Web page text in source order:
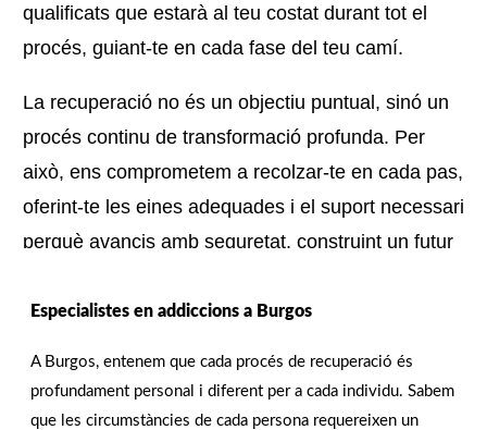
qualificats que estarà al teu costat durant tot el
procés, guiant-te en cada fase del teu camí.
La recuperació no és un objectiu puntual, sinó un
procés continu de transformació profunda. Per
això, ens comprometem a recolzar-te en cada pas,
oferint-te les eines adequades i el suport necessari
perquè avancis amb seguretat, construint un futur
Especialistes en addiccions a Burgos
A Burgos, entenem que cada procés de recuperació és
profundament personal i diferent per a cada individu. Sabem
que les circumstàncies de cada persona requereixen un